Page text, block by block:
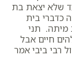
שלא יצאת בת
כדברי בית
מיתה. תני
חיים אבל
רבי ביבי אמר